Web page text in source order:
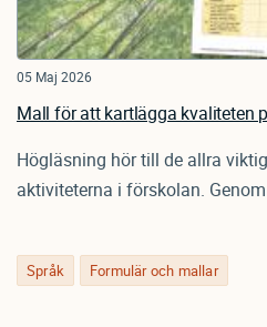
Språk Formulär och mallar
05 Maj 2026
Mall för att kartlägga kvaliteten
Högläsning hör till de allra
aktiviteterna i förskolan.